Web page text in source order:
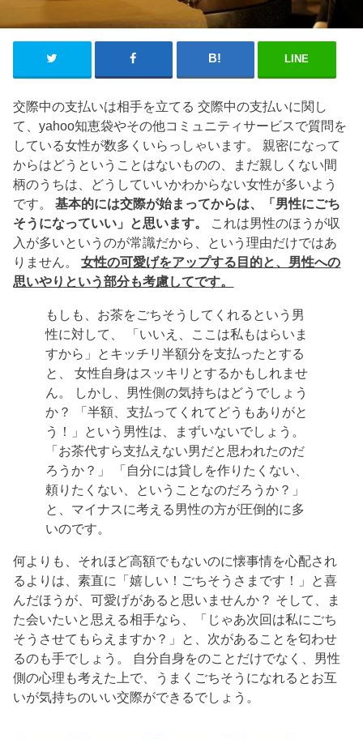
LINE
交際中の支払いは相手を立てる 交際中の支払いに関し
て、yahoo知恵袋やその他コミュニティサービスで質問を
している女性が数多くいらっしゃいます。 親密になって
からはどうということはないものの、まだ親しくない間
柄のうちは、どうしていいかわからない女性が多いよう
です。基本的には交際が始まってからは、「男性にごち
そうになっていい」と思います。
これは男性のほうが収
入が多いというのが常識だから、という理由だけではあ
りません。女性の可愛げをアップする目的と、男性への
思いやりという部分も考慮してです。
もしも、お茶をごちそうしてくれるという男
性に対して、 「いいえ、ここは私もはらいま
すから」とキッチリ半額分を支払ったとする
と、 女性自身はスッキリとするかもしれませ
ん。 しかし、男性側の気持ちはどうでしょう
か？ 「半額、支払ってくれてどうもありがと
う！」という男性は、まずいないでしょう。
「お茶代すら支払えない男だと思われたのだ
ろうか？」 「自分には貸しを作りたくない、
頼りたくない、ということなのだろうか？」
と、マイナスに考える男性の方が圧倒的に多
いのです。
何よりも、それほど高額でもないのに懐事情を心配され
るよりは、素直に「嬉しい！ごちそうさまです！」と喜
んだほうが、可愛げがあると思いませんか？ そして、ま
た会いたいと思える相手なら、「じゃあ次回は私にごち
そうさせてもらえますか？」と、次があることを匂わせ
るのも手でしょう。 自分自身をのことだけでなく、男性
側の心理も考えた上で、うまくごちそうになれるとお互
いが気持ちのいい交際ができるでしょう。